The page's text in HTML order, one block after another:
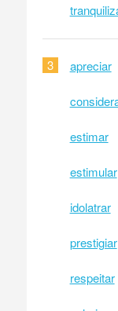
3 apreciar
estimar
estimular
idolatrar
prestigiar
respeitar